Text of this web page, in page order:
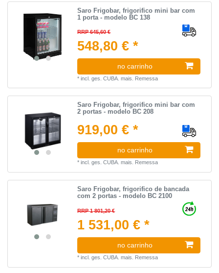
Saro Frigobar, frigorifico mini bar com
1 porta - modelo BC 138
RRP 645,60 €
548,80 € *
no carrinho
*incl. ges. CUBA. mais. Remessa
Saro Frigobar, frigorifico mini bar com
2 portas - modelo BC 208
919,00 € *
no carrinho
*incl. ges. CUBA. mais. Remessa
Saro Frigobar, frigorifico de bancada
com 2 portas - modelo BC 2100
RRP 1 801,20 €
1 531,00 € *
no carrinho
*incl. ges. CUBA. mais. Remessa